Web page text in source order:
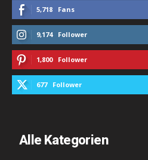
5,718 Fans
9,174 Follower
1,800 Follower
677 Follower
Alle Kategorien